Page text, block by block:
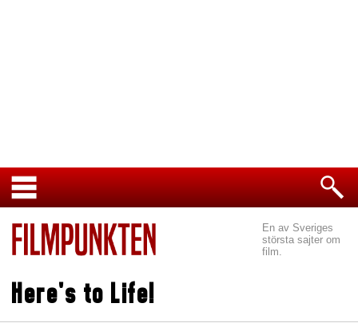
En av Sveriges
största sajter om
film.
Here's to Life!